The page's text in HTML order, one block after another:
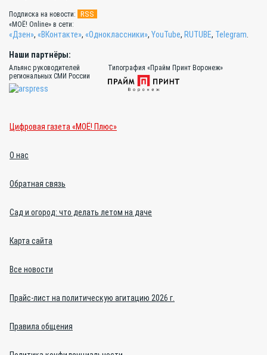
Подписка на новости: RSS
«МОЁ! Online» в сети:
«Дзен», «ВКонтакте», «Одноклассники», YouTube, RUTUBE, Telegram
Наши партнёры:
Альянс руководителей
региональных СМИ России
Типография «Прайм Принт Воронеж»
Цифровая газета «МОЁ! Плюс»
О нас
Обратная связь
Сад и огород: что делать летом на даче
Карта сайта
Все новости
Прайс-лист на политическую агитацию 2026 г.
Правила общения